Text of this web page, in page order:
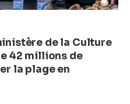
de la Culture
42 millions de
la plage en